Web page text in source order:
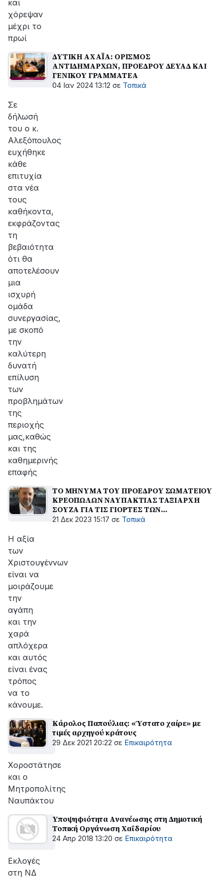
και
χόρεψαν
μέχρι το
πρωί
ΔΥΤΙΚΗ ΑΧΑΪΑ: ΟΡΙΣΜΟΣ
ΑΝΤΙΔΗΜΑΡΧΩΝ, ΠΡΟΕΔΡΟΥ ΔΕΥΑΔ ΚΑΙ
ΓΕΝΙΚΟΥ ΓΡΑΜΜΑΤΕΑ
04 Ιαν 2024 13:12 σε Τοπικά
Σε
δήλωσή
του ο κ.
Αλεξόπουλος
ευχήθηκε
κάθε
επιτυχία
στα νέα
τους
καθήκοντα,
εκφράζοντας
τη
βεβαιότητα
ότι θα
αποτελέσουν
μια
ισχυρή
ομάδα
συνεργασίας,
με σκοπό
την
καλύτερη
δυνατή
επίλυση
των
προβλημάτων
της
περιοχής
μας,καθώς
και της
καθημερινής
επαφής
ΤΟ ΜΗΝΥΜΑ ΤΟΥ ΠΡΟΕΔΡΟΥ ΣΩΜΑΤΕΙΟΥ
ΚΡΕΟΠΩΛΩΝ ΝΑΥΠΑΚΤΙΑΣ ΤΑΞΙΑΡΧΗ
ΣΟΥΖΑ ΓΙΑ ΤΙΣ ΓΙΟΡΤΕΣ ΤΩΝ
ΧΡΙΣΤΟΥΓΕΝΝΩΝ
21 Δεκ 2023 15:17 σε Τοπικά
Η αξία
των
Χριστουγέννων
είναι να
μοιράζουμε
την
αγάπη
και την
χαρά
απλόχερα
και αυτός
είναι ένας
τρόπος
να το
κάνουμε.
Κάρολος Παπούλιας: «Ύστατο χαίρε» με
τιμές αρχηγού κράτους
29 Δεκ 2021 20:22 σε Επικαιρότητα
Χοροστάτησε
και ο
Μητροπολίτης
Ναυπάκτου
Υποψηφιότητα Ανανέωσης στη Δημοτική
Τοπική Οργάνωση Χαϊδαρίου
24 Απρ 2018 13:20 σε Επικαιρότητα
Εκλογές
στη ΝΔ